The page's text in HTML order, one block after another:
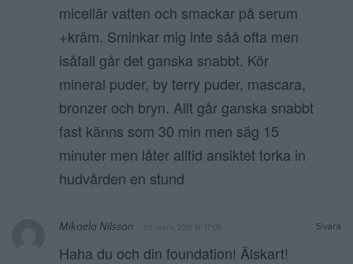
micellär vatten och smackar på serum
+kräm. Sminkar mig inte såå ofta men
isåfall går det ganska snabbt. Kör
mineral puder, by terry puder, mascara,
bronzer och bryn. Allt går ganska snabbt
fast känns som 30 min men säg 15
minuter men låter alltid ansiktet torka in
hudvården en stund
Svara
Mikaela Nilsson 29 mars, 2018 kl. 17:05
Haha du och din foundation! Älskart!